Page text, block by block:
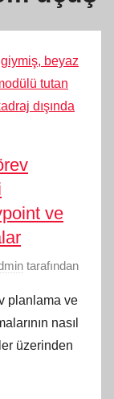
ve
tarafından
planlama ve
nasıl
üzerinden